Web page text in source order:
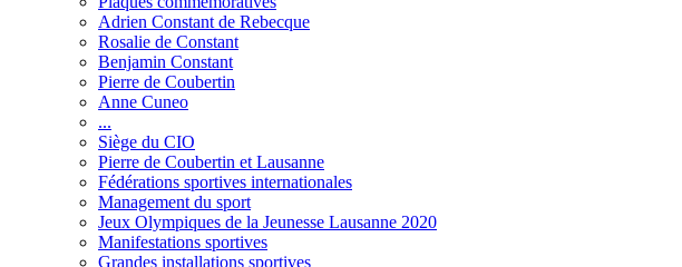
Adrien Constant de Rebecque
Rosalie de Constant
Benjamin Constant
Pierre de Coubertin
Anne Cuneo
...
Siège du CIO
Pierre de Coubertin et Lausanne
Fédérations sportives internationales
Management du sport
Jeux Olympiques de la Jeunesse Lausanne 2020
Manifestations sportives
Grandes installations sportives